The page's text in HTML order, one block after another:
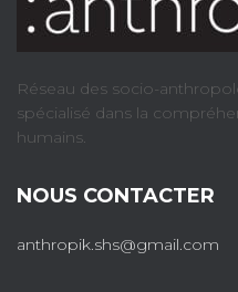
Réseau des socio-
spécialisé dans la
humains.
NOUS CONTACTER
anthropik.shs@gmail.com